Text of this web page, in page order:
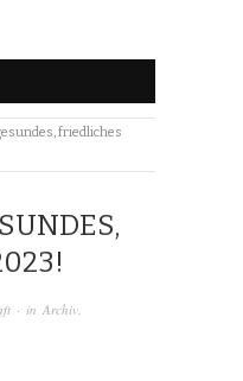
friedliches
· in Archiv,